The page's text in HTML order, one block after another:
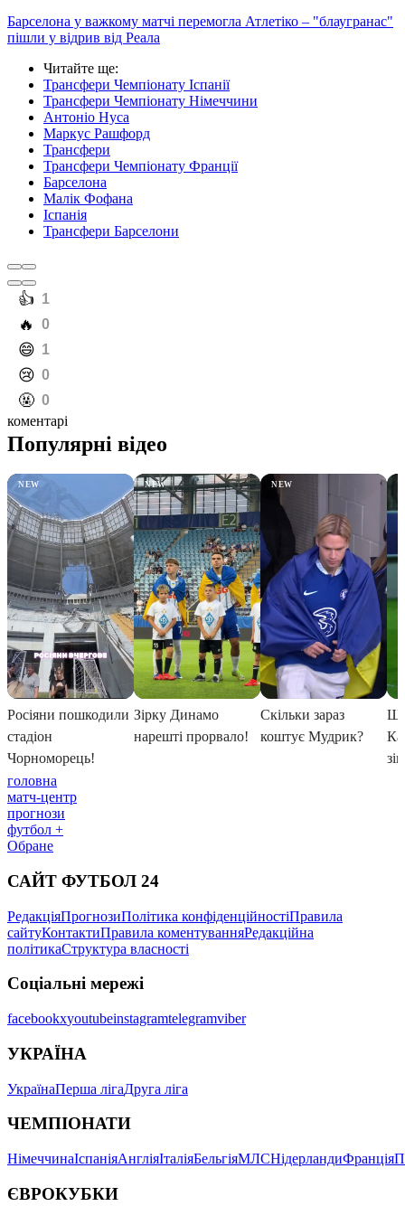
Барселона у важкому матчі перемогла Атлетіко – "блаугранас"
пішли у відрив від Реала
Читайте ще:
Трансфери Чемпіонату Іспанії
Трансфери Чемпіонату Німеччини
Антоніо Нуса
Маркус Рашфорд
Трансфери
Трансфери Чемпіонату Франції
Барселона
Малік Фофана
Іспанія
Трансфери Барселони
️👍 1
️🔥 0
️😄 1
️😢 0
️🤬 0
коментарі
головна
матч-центр
прогнози
футбол +
Обране
САЙТ ФУТБОЛ 24
РедакціяПрогнозиПолітика конфіденційностіПравила
сайтуКонтактиПравила коментуванняРедакційна
політикаСтруктура власності
Соціальні мережі
facebookxyoutubeinstagramtelegramviber
УКРАЇНА
УкраїнаПерша лігаДруга ліга
ЧЕМПІОНАТИ
НімеччинаІспаніяАнгліяІталіяБельгіяМЛСНідерландиФранція
ЄВРОКУБКИ